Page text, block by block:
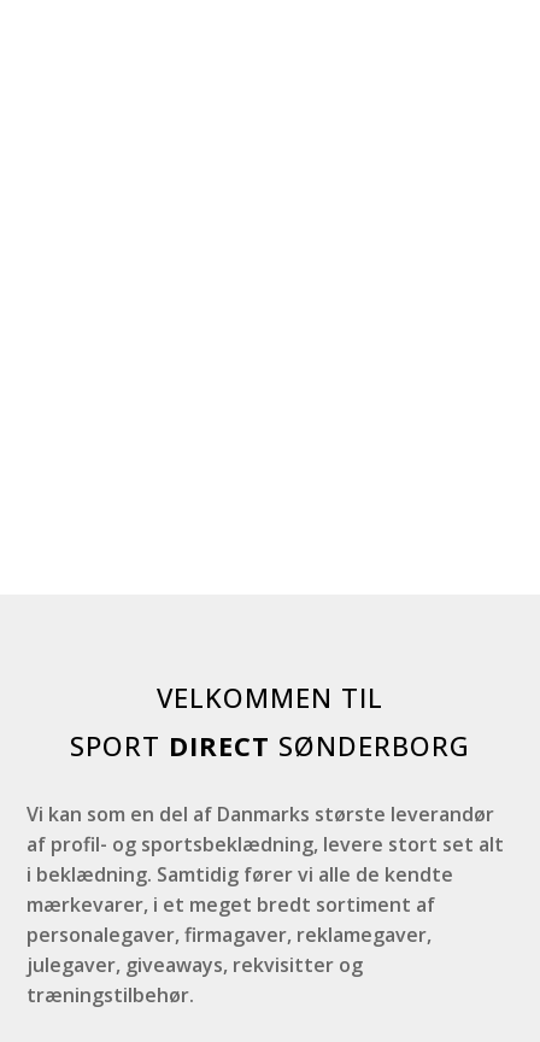
VELKOMMEN TIL
SPORT DIRECT SØNDERBORG
Vi kan som en del af Danmarks største leverandør
af profil- og sportsbeklædning, levere stort set alt
i beklædning. Samtidig fører vi alle de kendte
mærkevarer, i et meget bredt sortiment af
personalegaver, firmagaver, reklamegaver,
julegaver, giveaways, rekvisitter og
træningstilbehør.